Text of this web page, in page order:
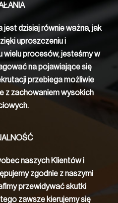
jest dzisiaj równie ważna, jak
uproszczeniu i
wielu procesów, jesteśmy w
na pojawiające się
przebiega możliwie
z zachowaniem wysokich
naszych Klientów i
zgodnie z naszymi
przewidywać skutki
zawsze kierujemy się